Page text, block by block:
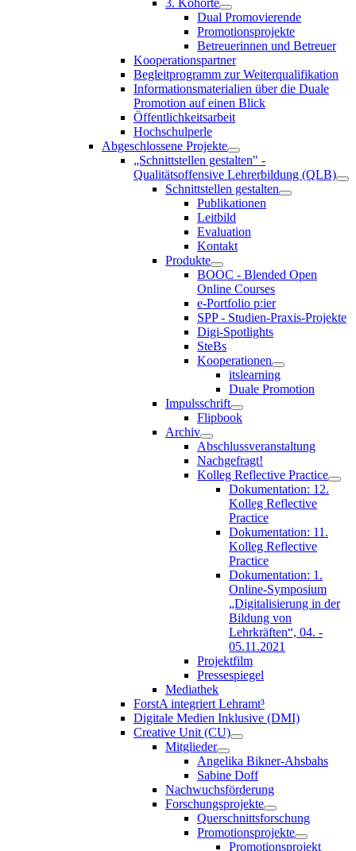
Dual Promovierende
Promotionsprojekte
Betreuerinnen und Betreuer
Kooperationspartner
Begleitprogramm zur Weiterqualifikation
Informationsmaterialien über die Duale
Promotion auf einen Blick
Öffentlichkeitsarbeit
Hochschulperle
Abgeschlossene Projekte
„Schnittstellen gestalten" -
Qualitätsoffensive Lehrerbildung (QLB)
Schnittstellen gestalten
Publikationen
Leitbild
Evaluation
Kontakt
Produkte
BOOC - Blended Open
Online Courses
e-Portfolio p:ier
SPP - Studien-Praxis-Projekte
Digi-Spotlights
SteBs
Kooperationen
itslearning
Duale Promotion
Impulsschrift
Flipbook
Archiv
Abschlussveranstaltung
Nachgefragt!
Kolleg Reflective Practice
Dokumentation: 12.
Kolleg Reflective
Practice
Dokumentation: 11.
Kolleg Reflective
Practice
Dokumentation: 1.
Online-Symposium
„Digitalisierung in der
Bildung von
Lehrkräften“, 04. -
05.11.2021
Projektfilm
Pressespiegel
Mediathek
ForstA integriert Lehramt³
Digitale Medien Inklusive (DMI)
Creative Unit (CU)
Mitglieder
Angelika Bikner-Ahsbahs
Sabine Doff
Nachwuchsförderung
Forschungsprojekte
Querschnittsforschung
Promotionsprojekte
Promotionsprojekt